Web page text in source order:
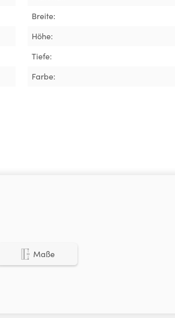
Breite:
Höhe:
Tiefe:
Farbe:
Maße